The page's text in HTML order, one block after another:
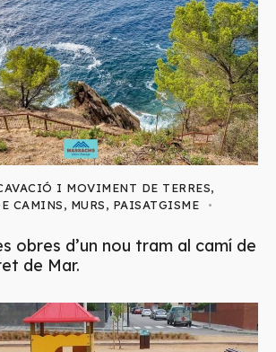
I MOVIMENT DE TERRES,
CAMINS, MURS, PAISATGISME
obres d’un nou tram al camí de
de Mar.